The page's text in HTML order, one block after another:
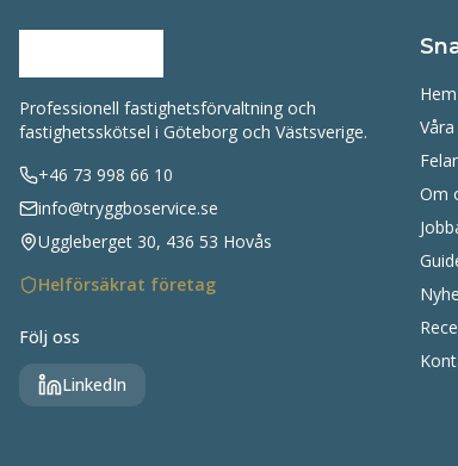
Professionell fastighetsförvaltning och
fastighetsskötsel i Göteborg och Västsverige.
+46 73 998 66 10
info@tryggboservice.se
Uggleberget 30, 436 53 Hovås
Helförsäkrat företag
Följ oss
LinkedIn
Hem
Om